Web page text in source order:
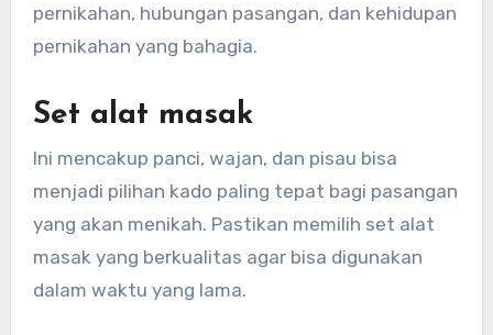
pernikahan, hubungan pasangan, dan kehidupan
pernikahan yang bahagia.
Set alat masak
Ini mencakup panci, wajan, dan pisau bisa
menjadi pilihan kado paling tepat bagi pasangan
yang akan menikah. Pastikan memilih set alat
masak yang berkualitas agar bisa digunakan
dalam waktu yang lama.